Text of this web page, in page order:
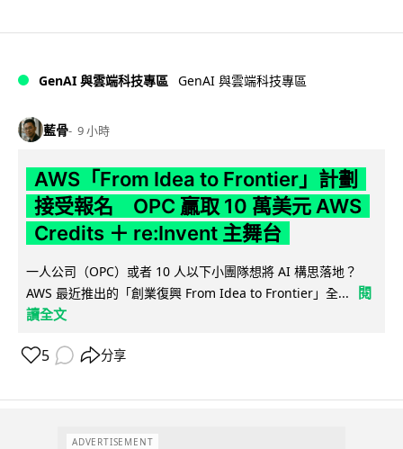
GenAI 與雲端科技專區 GenAI 與雲端科技專區
藍骨 9 小時
AWS「From Idea to Frontier」計劃
接受報名 OPC 贏取 10 萬美元 AWS
Credits ＋ re:Invent 主舞台
一人公司（OPC）或者 10 人以下小團隊想將 AI 構思落地？
AWS 最近推出的「創業復興 From Idea to Frontier」全...
閱
讀全文
5 分享
ADVERTISEMENT